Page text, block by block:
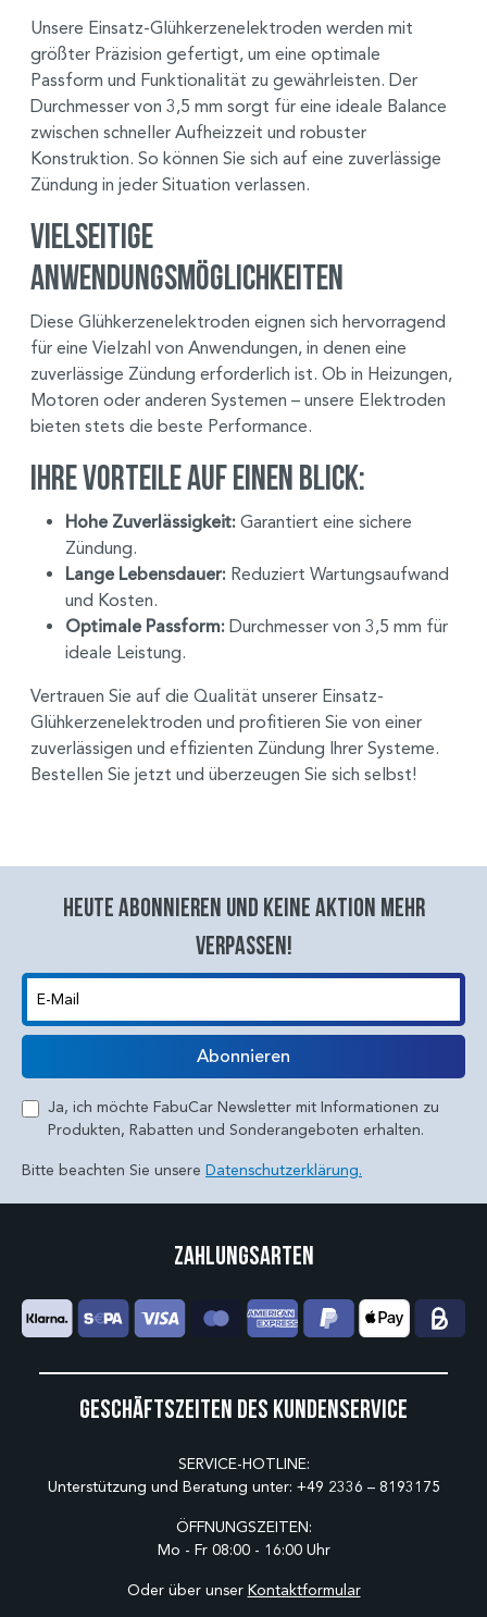
Unsere Einsatz-Glühkerzenelektroden werden mit
größter Präzision gefertigt, um eine optimale
Passform und Funktionalität zu gewährleisten. Der
Durchmesser von 3,5 mm sorgt für eine ideale Balance
zwischen schneller Aufheizzeit und robuster
Konstruktion. So können Sie sich auf eine zuverlässige
Zündung in jeder Situation verlassen.
Vielseitige
Anwendungsmöglichkeiten
Diese Glühkerzenelektroden eignen sich hervorragend
für eine Vielzahl von Anwendungen, in denen eine
zuverlässige Zündung erforderlich ist. Ob in Heizungen,
Motoren oder anderen Systemen – unsere Elektroden
bieten stets die beste Performance.
Ihre Vorteile auf einen Blick:
Hohe Zuverlässigkeit: Garantiert eine sichere
Zündung.
Lange Lebensdauer: Reduziert Wartungsaufwand
und Kosten.
Optimale Passform: Durchmesser von 3,5 mm für
ideale Leistung.
Vertrauen Sie auf die Qualität unserer Einsatz-
Glühkerzenelektroden und profitieren Sie von einer
zuverlässigen und effizienten Zündung Ihrer Systeme.
Bestellen Sie jetzt und überzeugen Sie sich selbst!
Heute abonnieren und keine aktion mehr
verpassen!
E-Mail
Abonnieren
Ja, ich möchte FabuCar Newsletter mit Informationen zu
Produkten, Rabatten und Sonderangeboten erhalten.
Bitte beachten Sie unsere Datenschutzerklärung.
Geschäftszeiten des Kundenservice
SERVICE-HOTLINE:
Unterstützung und Beratung unter: +49 2336 – 8193175
ÖFFNUNGSZEITEN:
Mo - Fr 08:00 - 16:00 Uhr
Oder über unser Kontaktformular
Zahlungsarten